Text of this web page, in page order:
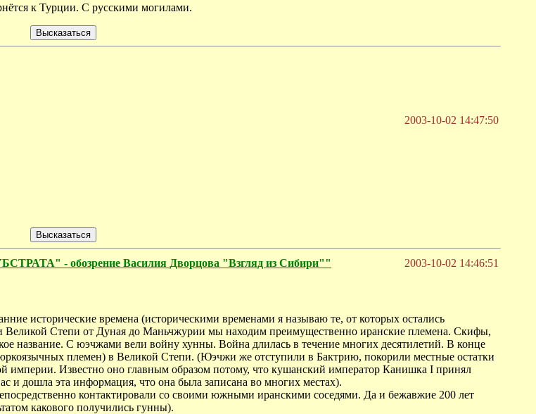
к Турции. С русскими могилами.
2003-10-02 14:47:50
- обозрение Василия Дворцова "Взгляд из Сибири""
2003-10-02 14:46:51
исторические времена (историческими временами я называю те, от которых остались
Великой Степи от Дуная до Маньчжурии мы находим преимущественно иранские племена. Скифы,
название. С юэчжами вели войну хунны. Война длилась в течение многих десятилетий. В конце
племен) в Великой Степи. (Юэчжи же отступили в Бактрию, покорили местные остатки
империи. Известно оно главным образом потому, что кушанский император Канишка I принял
и дошла эта информация, что она была записана во многих местах).
контактировали со своими южными иранскими соседями. Да и бежавжие 200 лет
какового получились гунны).